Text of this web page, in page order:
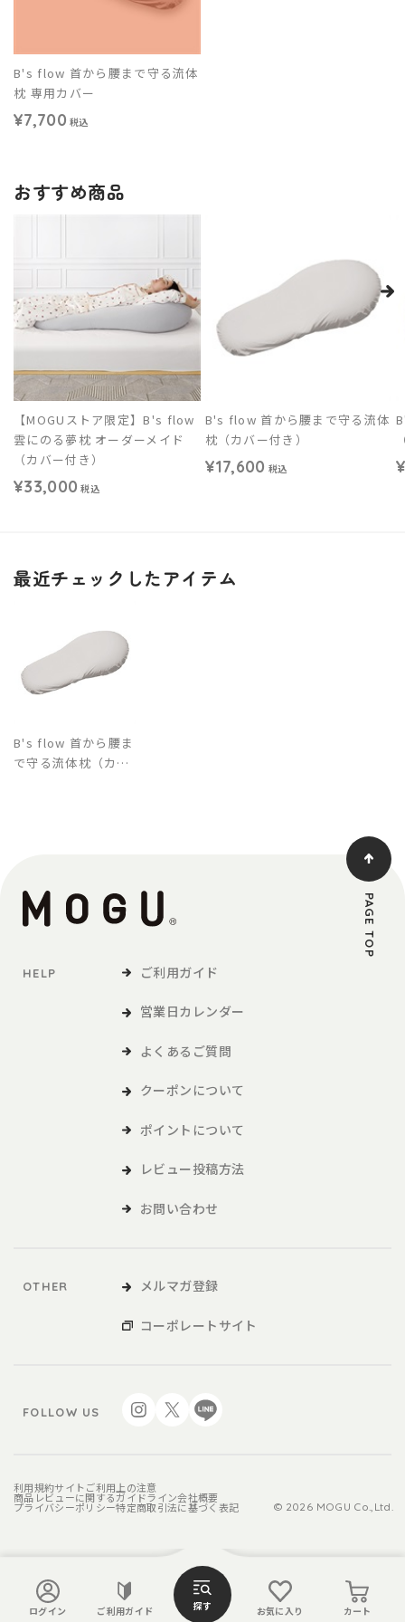
ログイン ご利用ガイド 探す お気に入り カート
B's flow 首から腰まで守る流体
枕 専用カバー
¥7,700 税込
おすすめ商品
【MOGUストア限定】B's flow
雲にのる夢枕 オーダーメイド
（カバー付き）
¥33,000 税込
B's flow 首から腰まで守る流体
枕（カバー付き）
¥17,600 税込
最近チェックしたアイテム
B's flow 首から腰ま
で守る流体枕（カバ
HELP ご利用ガイド
営業日カレンダー
よくあるご質問
クーポンについて
ポイントについて
レビュー投稿方法
お問い合わせ
OTHER メルマガ登録
コーポレートサイト
FOLLOW US
利用規約サイトご利用上の注意
商品レビューに関するガイドライン会社概要
プライバシーポリシー特定商取引法に基づく表記 © 2026 MOGU Co.,Ltd.
PAGE TOP